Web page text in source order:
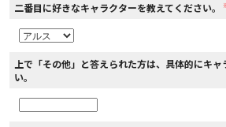
二番目に好きなキャラクターを教えてください。
上で「その他」と答えられた方は、具体的にキャ
い。